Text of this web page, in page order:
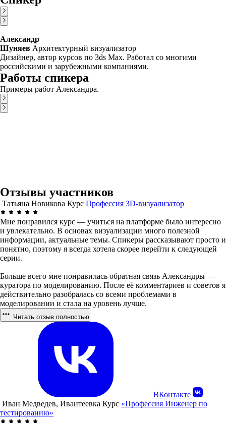
Александр
Шуняев Архитектурный визуализатор
Дизайнер, автор курсов по 3ds Max. Работал со многими
российскими и зарубежными компаниями.
Работы спикера
Примеры работ Александра.
Отзывы участников
Татьяна Новикова Курс Профессия 3D-визуализатор
Мне понравился курс — учиться на платформе было интересно
и увлекательно. В основах визуализации много полезной
информации, актуальные темы. Спикеры рассказывают просто и
понятно, поэтому я всегда хотела скорее перейти к следующей
серии.
Больше всего мне понравилась обратная связь Александры —
куратора по моделированию. После её комментариев и советов я
действительно разобралась со всеми проблемами в
моделировании и стала на уровень лучше.
Читать отзыв полностью
ВКонтакте
Иван Медведев, Ивантеевка Курс «Профессия Инженер по
тестированию»